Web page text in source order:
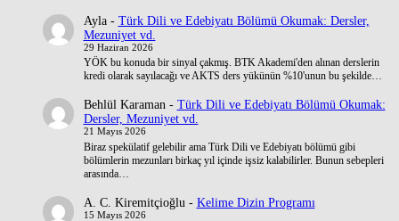
Ayla- Türk Dili ve Edebiyatı Bölümü Okumak: Dersler,
Mezuniyet vd.
29 Haziran 2026
YÖK bu konuda bir sinyal çakmış. BTK Akademi'den alınan derslerin
kredi olarak sayılacağı ve AKTS ders yükünün %10'unun bu şekilde…
Behlül Karaman- Türk Dili ve Edebiyatı Bölümü Okumak:
Dersler, Mezuniyet vd.
21 Mayıs 2026
Biraz spekülatif gelebilir ama Türk Dili ve Edebiyatı bölümü gibi
bölümlerin mezunları birkaç yıl içinde işsiz kalabilirler. Bunun sebepleri
arasında…
A. C. Kiremitçioğlu - Kelime Dizin Programı
15 Mayıs 2026